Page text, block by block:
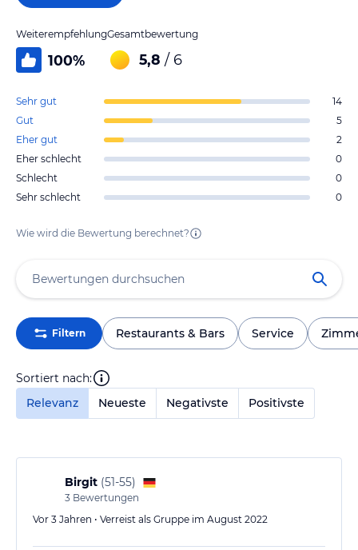
Weiterempfehlung
100%
Gesamtbewertung
5,8 / 6
Sehr gut
14
Gut
5
Eher gut
2
Eher schlecht
0
Schlecht
0
Sehr schlecht
0
Wie wird die Bewertung berechnet?
Filtern Restaurants & Bars Service
Sortiert nach:
Relevanz
Neueste Negativste Positivste
Birgit (51-55)
3 Bewertungen
Vor 3 Jahren • Verreist als Gruppe im August 2022